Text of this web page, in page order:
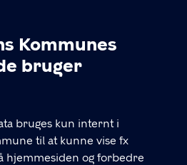
Kommunes
bruger
bruges kun internt i
til at kunne vise fx
hjemmesiden og forbedre